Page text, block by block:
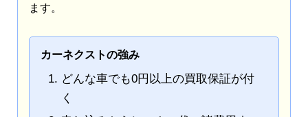
ます。
カーネクストの強み
どんな車でも0円以上の買取保証が付
く